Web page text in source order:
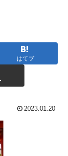
はてブ
2023.01.20